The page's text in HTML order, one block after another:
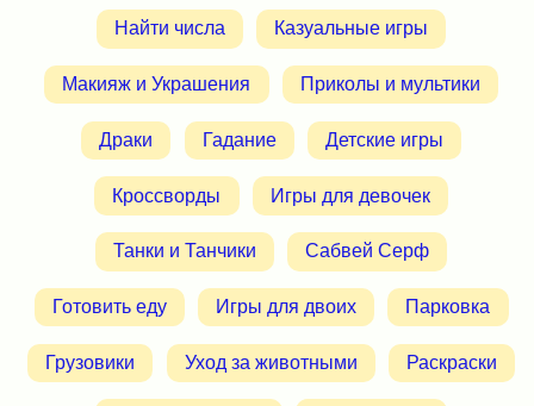
Найти числа Казуальные игры
Макияж и Украшения Приколы и мультики
Драки Гадание Детские игры
Кроссворды Игры для девочек
Танки и Танчики Сабвей Серф
Готовить еду Игры для двоих Парковка
Грузовики Уход за животными Раскраски